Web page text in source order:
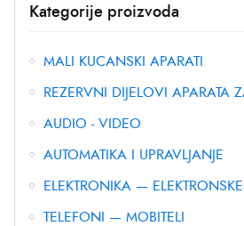
Kategorije proizvoda
MALI KUCANSKI APARATI
REZERVNI DIJELOVI APARATA
AUDIO - VIDEO
AUTOMATIKA I UPRAVLJANJE
ELEKTRONIKA —
TELEFONI — MOBITELI